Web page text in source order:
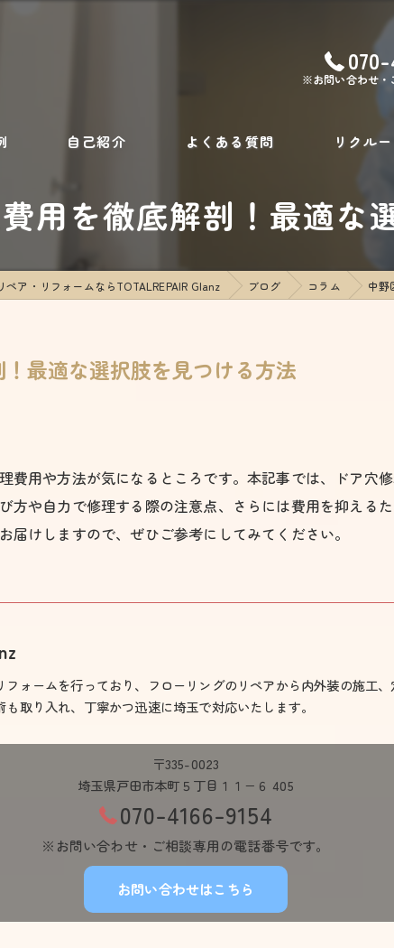
※お問い合わせ・
自己紹介 よくある質問 リクル
用を徹底解剖！最適な
ペア・リフォームならTOTALREPAIR Glanz ブログ コラム 中野
最適な選択肢を見つける方法
費用や方法が気になるところです。本記事では、ドア穴
方や自力で修理する際の注意点、さらには費用を抑える
けしますので、ぜひご参考にしてみてください。
ォームを行っており、フローリングのリペアから内外装の施工
取り入れ、丁寧かつ迅速に埼玉で対応いたします。
〒335-0023
埼玉県戸田市本町５丁目１１−６ 405
070-4166-9154
※お問い合わせ・ご相談専用の電話番号です。
お問い合わせはこちら